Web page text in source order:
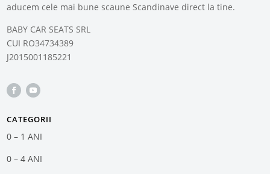
aducem cele mai bune scaune Scandinave direct la tine.
BABY CAR SEATS SRL
CUI RO34734389
J2015001185221
CATEGORII
0 – 1 ANI
0 – 4 ANI